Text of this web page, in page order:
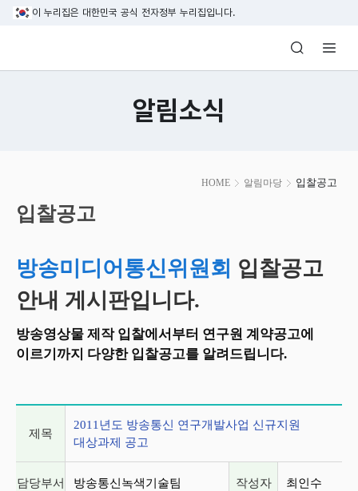
본문 바로가기
이 누리집은 대한민국 공식 전자정부 누리집입니다.
방송미디어통신위원회 Korea Media
알림소식
HOME 알림마당 입찰공고
시
작
입찰공고
방송미디어통신위원회 입찰공고
안내 게시판입니다.
방송영상물 제작 입찰에서부터 연구원 계약공고에
이르기까지 다양한 입찰공고를 알려드립니다.
제목
2011년도 방송통신 연구개발사업 신규지원
대상과제 공고
담당부서 방송통신녹색기술팀 작성자 최인수